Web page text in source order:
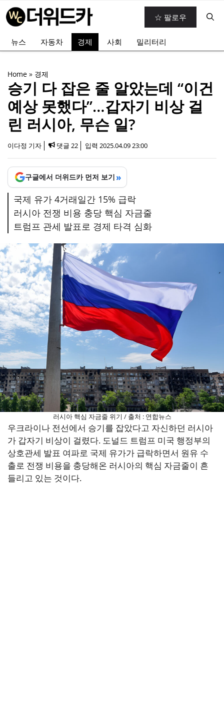
텐
☆ 팔로우
뉴스 자동차 경제 사회 밀리터리
Home » 경제
승기 다 잡은 줄 알았는데 “이건
예상 못했다”…갑자기 비상 걸
린 러시아, 무슨 일?
이다정 기자 댓글 22 입력 2025.04.09 23:00
구글에서 더위드카 먼저 보기 »
국제 유가 4거래일간 15% 급락
러시아 전쟁 비용 충당 핵심 자금줄
트럼프 관세 발표로 경제 타격 심화
러시아 핵심 자금줄 위기 / 출처 : 연합뉴스
우크라이나 전선에서 승기를 잡았다고 자신하던 러시아
가 갑자기 비상이 걸렸다. 도널드 트럼프 미국 행정부의
상호관세 발표 여파로 국제 유가가 급락하면서 원유 수
출로 전쟁 비용을 충당해온 러시아의 핵심 자금줄이 흔
들리고 있는 것이다.